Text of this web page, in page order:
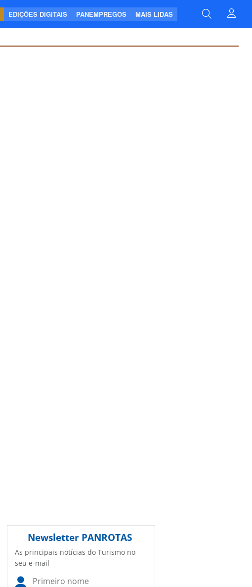
EDIÇÕES DIGITAIS PANEMPREGOS MAIS LIDAS
Newsletter PANROTAS
As principais notícias do Turismo no
seu e-mail